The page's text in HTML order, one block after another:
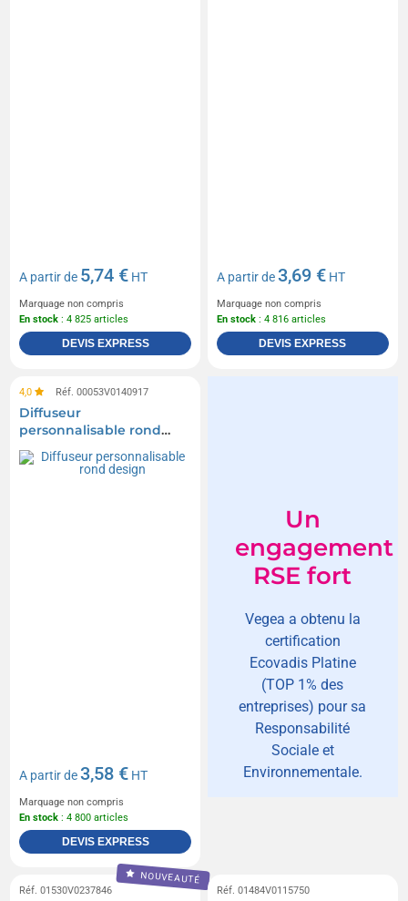
A partir de 5,74 € HT
Marquage non compris
En stock : 4 825 articles
DEVIS EXPRESS
A partir de3,69 € HT
Marquage non compris
En stock : 4 816 articles
DEVIS EXPRESS
4,0 Réf. 00053V0140917
Diffuseur
personnalisable rond
design
A partir de3,58 € HT
Marquage non compris
En stock : 4 800 articles
DEVIS EXPRESS
Un
engagement
RSE fort
Vegea a obtenu la
certification
Ecovadis Platine
(TOP 1% des
entreprises) pour sa
Responsabilité
Sociale et
Environnementale.
NOUVEAUTÉ
Réf. 01530V0237846 Réf. 01484V0115750